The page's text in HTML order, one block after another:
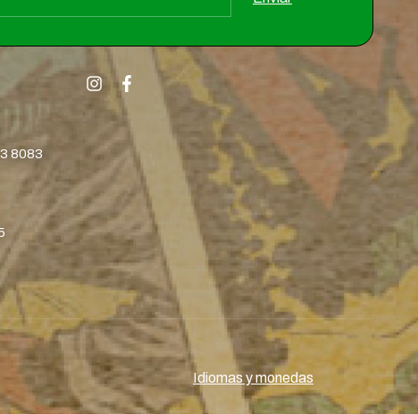
8083
Idiomas y monedas